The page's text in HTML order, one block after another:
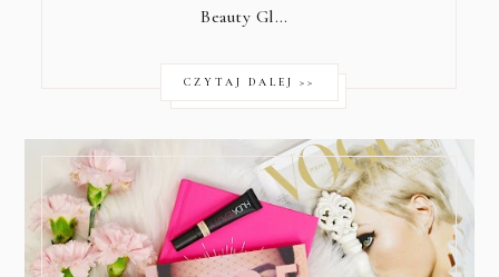
Beauty Gl…
CZYTAJ DALEJ >>